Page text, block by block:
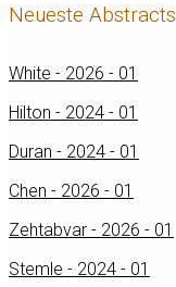
Neueste Abstracts
White - 2026 - 01
Hilton - 2024 - 01
Duran - 2024 - 01
Chen - 2026 - 01
Zehtabvar - 2026 - 01
Stemle - 2024 - 01